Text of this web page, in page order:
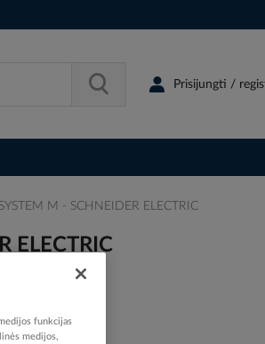
Prisijungti /
M - SCHNEIDER ELECTRIC
ELECTRIC
funkcijas
medijos,